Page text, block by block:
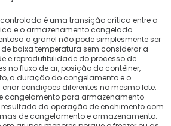
é uma transição crítica entre a
e o armazenamento congelado.
a granel não pode simplesmente ser
baixa temperatura sem considerar a
e reprodutibilidade do processo de
no fluxo de ar, posição do contêiner,
a duração do congelamento e o
condições diferentes no mesmo lote.
congelamento para armazenamento
da operação de enchimento com
de congelamento e armazenamento.